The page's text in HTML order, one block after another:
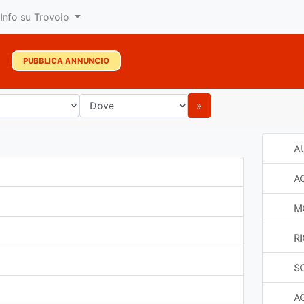
Info su Trovoio
PUBBLICA ANNUNCIO
»